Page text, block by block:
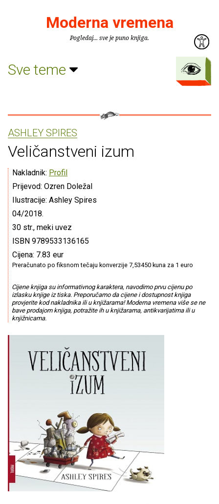
Moderna vremena
Pogledaj... sve je puno knjiga.
Sve teme
ASHLEY SPIRES
Veličanstveni izum
Nakladnik: Profil
Prijevod: Ozren Doležal
Ilustracije: Ashley Spires
04/2018.
30 str., meki uvez
ISBN 9789533136165
Cijena: 7.83 eur
Preračunato po fiksnom tečaju konverzije 7,53450 kuna za 1 euro
Cijene knjiga su informativnog karaktera, navodimo prvu cijenu po
izlasku knjige iz tiska. Preporučamo da cijene i dostupnost knjiga
provjerite kod nakladnika ili u knjižarama! Moderna vremena više se ne
bave prodajom knjiga, potražite ih u knjižarama, antikvarijatima ili u
knjižnicama.